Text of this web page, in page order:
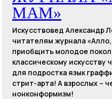
МАМ»
Искусствовед Александр
читателям журнала «Алло,
приобщить молодое
классическому искусству
для подростка язык
стрит-арта! А взрослых –
нонконформизм!